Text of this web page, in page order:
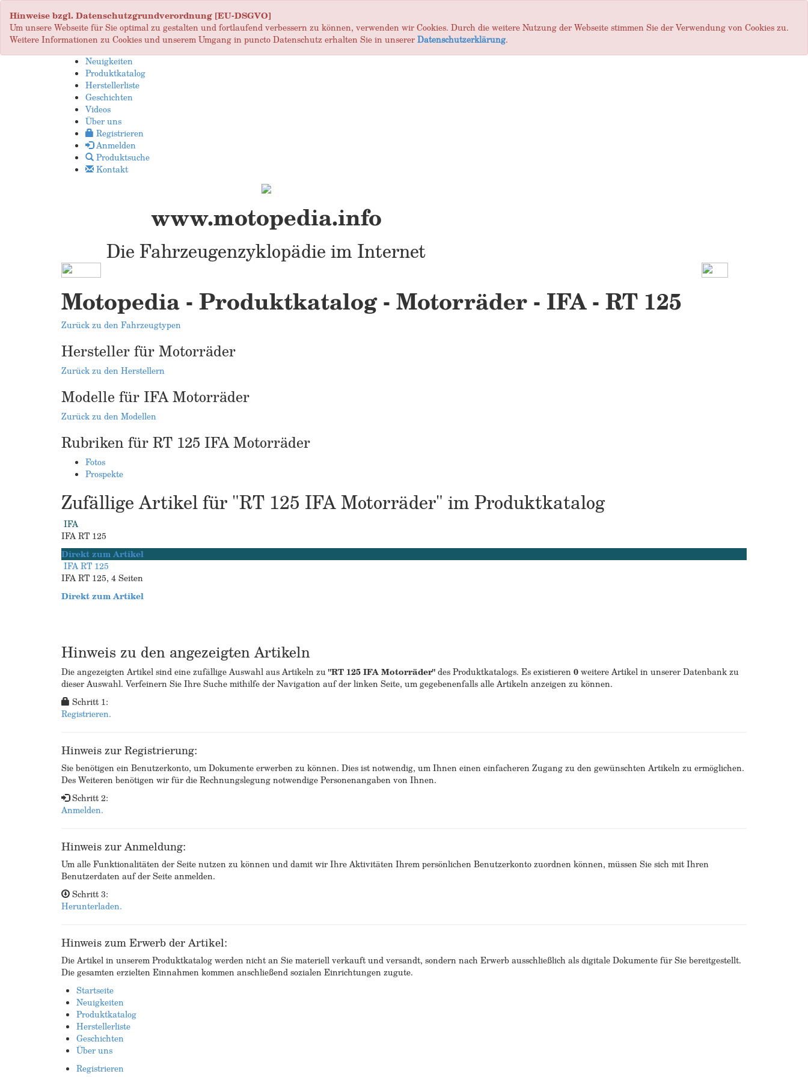
Hinweise bzgl. Datenschutzgrundverordnung [EU-DSGVO]
Um unsere Webseite für Sie optimal zu gestalten und fortlaufend verbessern zu können, verwenden wir Cookies. Durch die weitere Nutzung der Webseite stimmen Sie der Verwendung von Cookies zu.
Weitere Informationen zu Cookies und unserem Umgang in puncto Datenschutz erhalten Sie in unsererDatenschutzerklärung.
Neuigkeiten
Produktkatalog
Herstellerliste
Geschichten
Videos
Über uns
Registrieren
Anmelden
Produktsuche
Kontakt
www.motopedia.info
Die Fahrzeugenzyklopädie im Internet
Motopedia - Produktkatalog - Motorräder - IFA - RT 125
Zurück zu den Fahrzeugtypen
Hersteller für Motorräder
Zurück zu den Herstellern
Modelle für IFA Motorräder
Zurück zu den Modellen
Rubriken für RT 125 IFA Motorräder
Fotos
Prospekte
Zufällige Artikel für "RT 125 IFA Motorräder" im Produktkatalog
IFA
IFA RT 125
Direkt zum Artikel
IFA RT 125
IFA RT 125, 4 Seiten
Direkt zum Artikel
Hinweis zu den angezeigten Artikeln
Die angezeigten Artikel sind eine zufällige Auswahl aus Artikeln zu"RT 125 IFA Motorräder"des Produktkatalogs. Es existieren0weitere Artikel in unserer Datenbank zu
dieser Auswahl. Verfeinern Sie Ihre Suche mithilfe der Navigation auf der linken Seite, um gegebenenfalls alle Artikeln anzeigen zu können.
Schritt 1:
Registrieren.
Hinweis zur Registrierung:
Sie benötigen ein Benutzerkonto, um Dokumente erwerben zu können. Dies ist notwendig, um Ihnen einen einfacheren Zugang zu den gewünschten Artikeln zu ermöglichen.
Des Weiteren benötigen wir für die Rechnungslegung notwendige Personenangaben von Ihnen.
Schritt 2:
Anmelden.
Hinweis zur Anmeldung:
Um alle Funktionalitäten der Seite nutzen zu können und damit wir Ihre Aktivitäten Ihrem persönlichen Benutzerkonto zuordnen können, müssen Sie sich mit Ihren
Benutzerdaten auf der Seite anmelden.
Schritt 3:
Herunterladen.
Hinweis zum Erwerb der Artikel:
Die Artikel in unserem Produktkatalog werden nicht an Sie materiell verkauft und versandt, sondern nach Erwerb ausschließlich als digitale Dokumente für Sie bereitgestellt.
Die gesamten erzielten Einnahmen kommen anschließend sozialen Einrichtungen zugute.
Startseite
Neuigkeiten
Produktkatalog
Herstellerliste
Geschichten
Über uns
Registrieren